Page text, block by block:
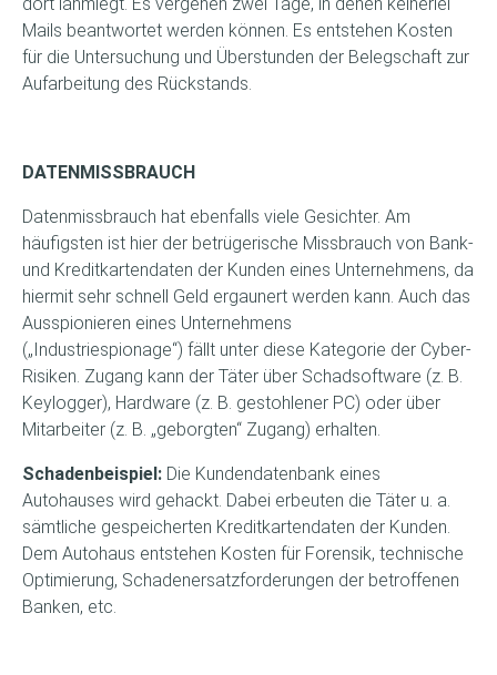
Mails beantwortet werden können. Es entstehen Kosten
für die Untersuchung und Überstunden der Belegschaft zur
Aufarbeitung des Rückstands.
DATENMISSBRAUCH
Datenmissbrauch hat ebenfalls viele Gesichter. Am
häufigsten ist hier der betrügerische Missbrauch von Bank-
und Kreditkartendaten der Kunden eines Unternehmens, da
hiermit sehr schnell Geld ergaunert werden kann. Auch das
Ausspionieren eines Unternehmens
(„Industriespionage“) fällt unter diese Kategorie der Cyber-
Risiken. Zugang kann der Täter über Schadsoftware (z. B.
Keylogger), Hardware (z. B. gestohlener PC) oder über
Mitarbeiter (z. B. „geborgten“ Zugang) erhalten.
Schadenbeispiel: Die Kundendatenbank eines
Autohauses wird gehackt. Dabei erbeuten die Täter u. a.
sämtliche gespeicherten Kreditkartendaten der Kunden.
Dem Autohaus entstehen Kosten für Forensik, technische
Optimierung, Schadenersatzforderungen der betroffenen
Banken, etc.